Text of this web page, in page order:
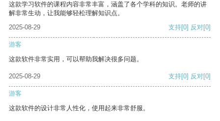
这款学习软件的课程内容非常丰富，涵盖了各个学科的知识。老师的讲
解非常生动，让我能够轻松理解知识点。
2025-08-29
支持[0] 反对[0]
游客
这款软件非常实用，可以帮助我解决很多问题。
2025-08-29 支持[0] 反对[0]
游客
这款软件的设计非常人性化，使用起来非常舒服。